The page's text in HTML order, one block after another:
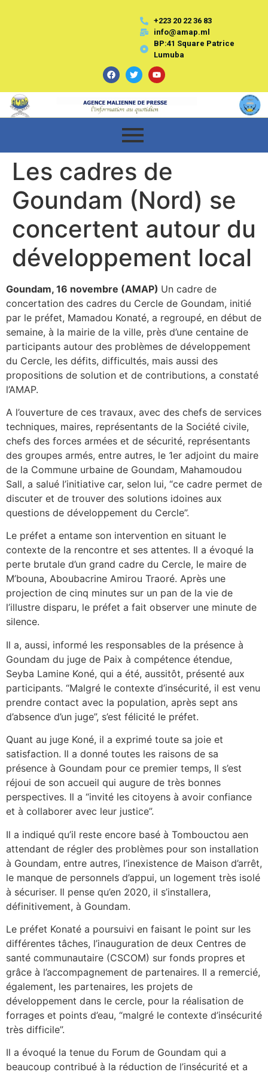
+223 20 22 36 83
info@amap.ml
BP:41 Square Patrice
Lumuba
Les cadres de
Goundam (Nord) se
concertent autour du
développement local
Goundam, 16 novembre (AMAP) Un cadre de
concertation des cadres du Cercle de Goundam, initié
par le préfet, Mamadou Konaté, a regroupé, en début de
semaine, à la mairie de la ville, près d’une centaine de
participants autour des problèmes de développement
du Cercle, les défits, difficultés, mais aussi des
propositions de solution et de contributions, a constaté
l’AMAP.
A l’ouverture de ces travaux, avec des chefs de services
techniques, maires, représentants de la Société civile,
chefs des forces armées et de sécurité, représentants
des groupes armés, entre autres, le 1er adjoint du maire
de la Commune urbaine de Goundam, Mahamoudou
Sall, a salué l’initiative car, selon lui, “ce cadre permet de
discuter et de trouver des solutions idoines aux
questions de développement du Cercle”.
Le préfet a entame son intervention en situant le
contexte de la rencontre et ses attentes. Il a évoqué la
perte brutale d’un grand cadre du Cercle, le maire de
M’bouna, Aboubacrine Amirou Traoré. Après une
projection de cinq minutes sur un pan de la vie de
l’illustre disparu, le préfet a fait observer une minute de
silence.
Il a, aussi, informé les responsables de la présence à
Goundam du juge de Paix à compétence étendue,
Seyba Lamine Koné, qui a été, aussitôt, présenté aux
participants. “Malgré le contexte d’insécurité, il est venu
prendre contact avec la population, après sept ans
d’absence d’un juge”, s’est félicité le préfet.
Quant au juge Koné, il a exprimé toute sa joie et
satisfaction. Il a donné toutes les raisons de sa
présence à Goundam pour ce premier temps, Il s’est
réjoui de son accueil qui augure de très bonnes
perspectives. Il a “invité les citoyens à avoir confiance
et à collaborer avec leur justice”.
Il a indiqué qu’il reste encore basé à Tombouctou aen
attendant de régler des problèmes pour son installation
à Goundam, entre autres, l’inexistence de Maison d’arrêt,
le manque de personnels d’appui, un logement très isolé
à sécuriser. Il pense qu’en 2020, il s’installera,
définitivement, à Goundam.
Le préfet Konaté a poursuivi en faisant le point sur les
différentes tâches, l’inauguration de deux Centres de
santé communautaire (CSCOM) sur fonds propres et
grâce à l’accompagnement de partenaires. Il a remercié,
également, les partenaires, les projets de
développement dans le cercle, pour la réalisation de
forrages et points d’eau, “malgré le contexte d’insécurité
très difficile”.
Il a évoqué la tenue du Forum de Goundam qui a
beaucoup contribué à la réduction de l’insécurité et a